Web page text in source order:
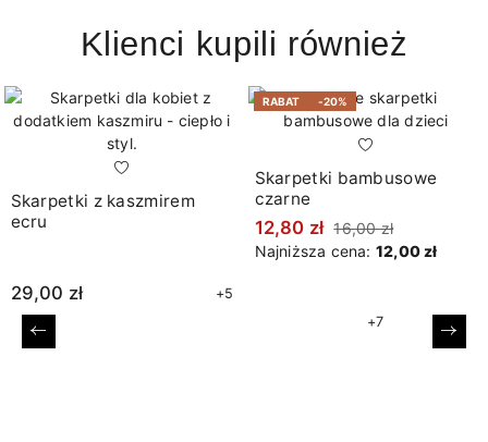
Klienci kupili również
Skarpetki z kaszmirem
ecru
29,00 zł +5
RABAT -20%
Skarpetki bambusowe
czarne
12,80 zł 16,00 zł
Najniższa cena: 12,00 zł
+7